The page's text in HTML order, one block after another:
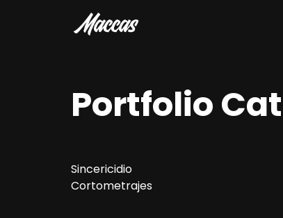
Portfolio
Sincericidio
Cortometrajes